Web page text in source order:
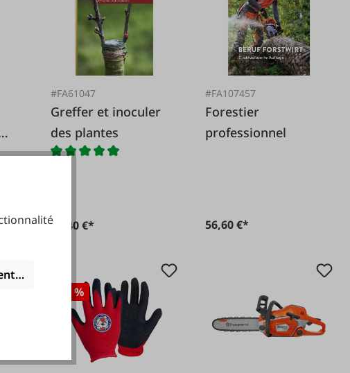
#FA61047
Greffer et inoculer
des plantes
12,40 €*
#FA107457
Forestier
professionnel
56,60 €*
-20 %
les cookies fonctionnels